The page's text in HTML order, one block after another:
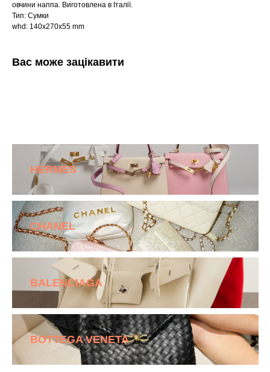
овчини наппа. Виготовлена в Італії.
Тип: Сумки
whd: 140x270x55 mm
Вас може зацікавити
HERMES
CHANEL
BALENCIAGA
BOTTEGA VENETA